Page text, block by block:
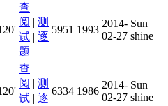
查
阅 | 测
试 | 逐
题
5951 1993
2014-
02-27
Sun
shine
查
阅 | 测
试 | 逐
6334 1986
2014-
02-27
Sun
shine